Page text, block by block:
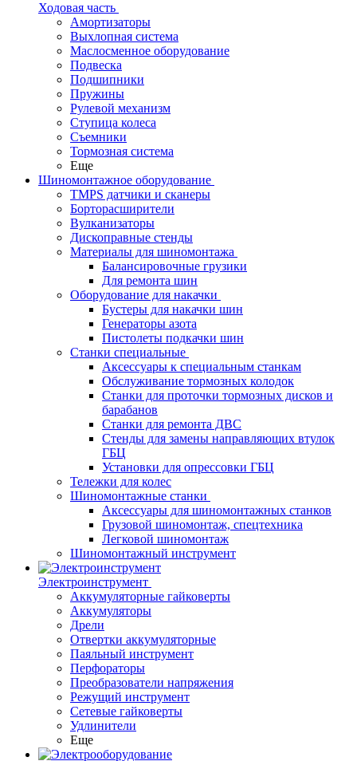
Ходовая часть
Амортизаторы
Выхлопная система
Маслосменное оборудование
Подвеска
Подшипники
Пружины
Рулевой механизм
Ступица колеса
Съемники
Тормозная система
Еще
Шиномонтажное оборудование
TMPS датчики и сканеры
Борторасширители
Вулканизаторы
Дископравные стенды
Материалы для шиномонтажа
Балансировочные грузики
Для ремонта шин
Оборудование для накачки
Бустеры для накачки шин
Генераторы азота
Пистолеты подкачки шин
Станки специальные
Аксессуары к специальным станкам
Обслуживание тормозных колодок
Станки для проточки тормозных дисков и
барабанов
Станки для ремонта ДВС
Стенды для замены направляющих втулок
ГБЦ
Установки для опрессовки ГБЦ
Тележки для колес
Шиномонтажные станки
Аксессуары для шиномонтажных станков
Грузовой шиномонтаж, спецтехника
Легковой шиномонтаж
Шиномонтажный инструмент
Электроинструмент
Аккумуляторные гайковерты
Аккумуляторы
Дрели
Отвертки аккумуляторные
Паяльный инструмент
Перфораторы
Преобразователи напряжения
Режущий инструмент
Сетевые гайковерты
Удлинители
Еще